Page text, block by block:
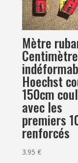
Mètre
Centimètre
Hoechst
150cm
avec les
premiers
renforcés
3.95 €